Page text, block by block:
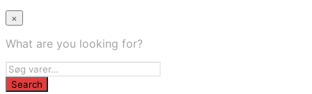
×
What are you looking for?